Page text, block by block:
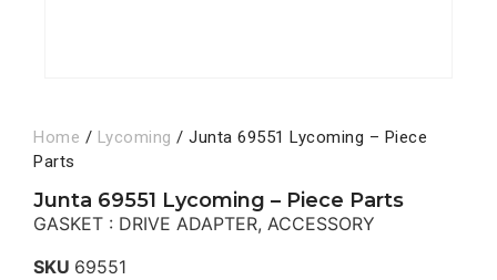
Home / Lycoming / Junta 69551 Lycoming – Piece
Parts
Junta 69551 Lycoming – Piece Parts
GASKET : DRIVE ADAPTER, ACCESSORY
SKU 69551